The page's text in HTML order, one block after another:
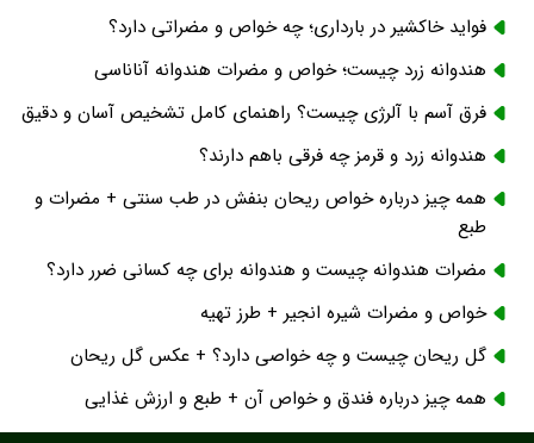
فواید خاکشیر در بارداری؛ چه خواص و مضراتی دارد؟
هندوانه زرد چیست؛ خواص و مضرات هندوانه آناناسی
فرق آسم با آلرژی چیست؟ راهنمای کامل تشخیص آسان و دقیق
هندوانه زرد و قرمز چه فرقی باهم دارند؟
همه چیز درباره خواص ریحان بنفش در طب سنتی + مضرات و
طبع
مضرات هندوانه چیست و هندوانه برای چه کسانی ضرر دارد؟
خواص و مضرات شیره انجیر + طرز تهیه
گل ریحان چیست و چه خواصی دارد؟ + عکس گل ریحان
همه چیز درباره فندق و خواص آن + طبع و ارزش غذایی